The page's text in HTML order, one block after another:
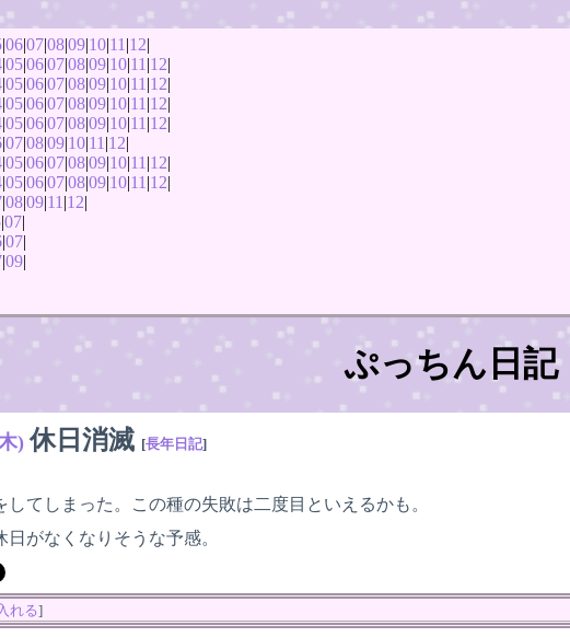
|06|07|08|09|10|11 |12|
|05|06|07|08|09|10|11 |12|
|05|06|07|08|09|10|11 |12|
|05|06|07|08|09|10|11 |12|
|05|06|07|08|09|10|11 |12|
|07|08|09|10|11 |12|
|05|06|07|08|09|10|11 |12|
|05|06|07|08|09|10|11 |12|
|08|09|11 |12|
|07|
|07|
|09|
ぷっちん日記
) 休日消滅 [長年日記]
してしまった。この種の失敗は二度目といえるかも。
日がなくなりそうな予感。
れる]